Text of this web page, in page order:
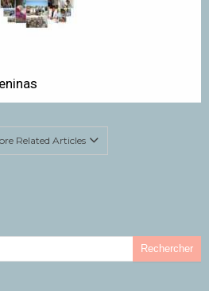
Related Articles